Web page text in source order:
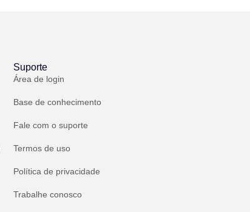
Suporte
Área de login
Base de conhecimento
Fale com o suporte
Termos de uso
Política de privacidade
Trabalhe conosco